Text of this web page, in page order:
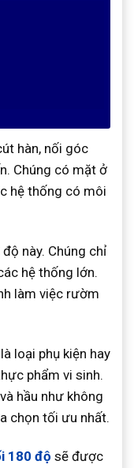
hàn, nối góc
Chúng có mặt ở
hệ thống có môi
này. Chúng chỉ
hệ thống lớn.
làm việc rườm
là loại phụ kiện hay
phẩm vi sinh.
hầu như không
chọn tối ưu nhất.
180 độ sẽ được